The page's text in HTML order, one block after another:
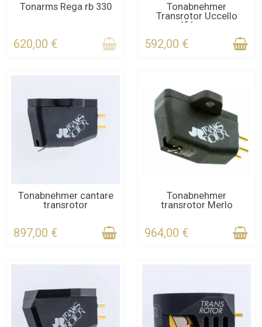
KONTAKTIEREN SIE UNS
Tonarms Rega rb 330
620,00 €
KONTAKTIEREN SIE UNS
FÜR DIE FRIST
Tonabnehmer
Transrotor Uccello
référence
592,00 €
KONTAKTIEREN SIE UNS
FÜR DIE FRIST
Tonabnehmer cantare
transrotor
897,00 €
KONTAKTIEREN SIE UNS
FÜR DIE FRIST
Tonabnehmer
transrotor Merlo
964,00 €